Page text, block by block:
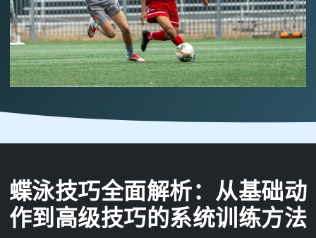
蝶泳技巧全面解析：从基础动
作到高级技巧的系统训练方法